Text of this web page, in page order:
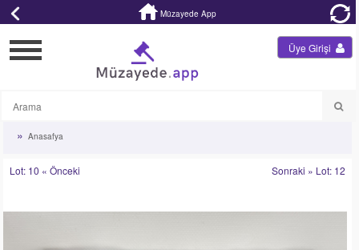
Müzayede App
Üye Girişi
Anasafya
Lot: 10 « Önceki Sonraki » Lot: 12